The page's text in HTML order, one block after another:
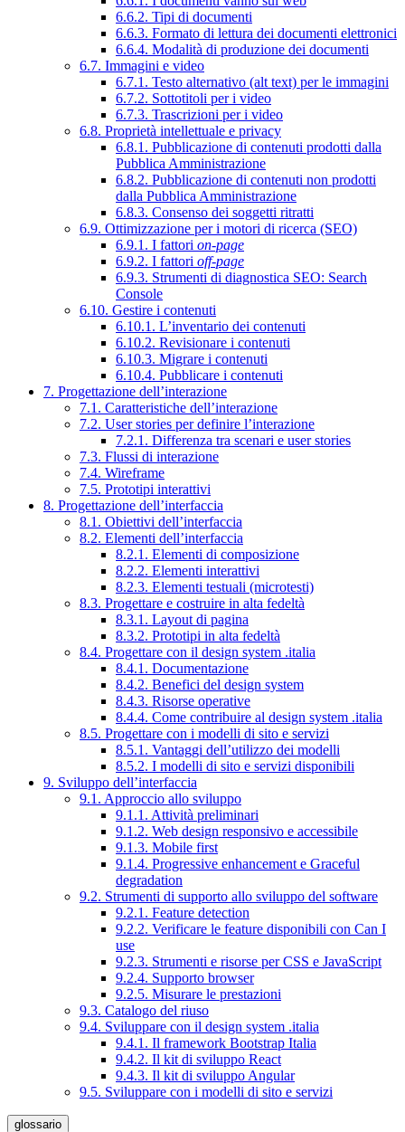
6.6.2. Tipi di documenti
6.6.3. Formato di lettura dei documenti elettronici
6.6.4. Modalità di produzione dei documenti
6.7. Immagini e video
6.7.1. Testo alternativo (alt text) per le immagini
6.7.2. Sottotitoli per i video
6.7.3. Trascrizioni per i video
6.8. Proprietà intellettuale e privacy
6.8.1. Pubblicazione di contenuti prodotti dalla
Pubblica Amministrazione
6.8.2. Pubblicazione di contenuti non prodotti
dalla Pubblica Amministrazione
6.8.3. Consenso dei soggetti ritratti
6.9. Ottimizzazione per i motori di ricerca (SEO)
6.9.1. I fattori on-page
6.9.2. I fattori off-page
6.9.3. Strumenti di diagnostica SEO: Search
Console
6.10. Gestire i contenuti
6.10.1. L’inventario dei contenuti
6.10.2. Revisionare i contenuti
6.10.3. Migrare i contenuti
6.10.4. Pubblicare i contenuti
7. Progettazione dell’interazione
7.1. Caratteristiche dell’interazione
7.2. User stories per definire l’interazione
7.2.1. Differenza tra scenari e user stories
7.3. Flussi di interazione
7.4. Wireframe
7.5. Prototipi interattivi
8. Progettazione dell’interfaccia
8.1. Obiettivi dell’interfaccia
8.2. Elementi dell’interfaccia
8.2.1. Elementi di composizione
8.2.2. Elementi interattivi
8.2.3. Elementi testuali (microtesti)
8.3. Progettare e costruire in alta fedeltà
8.3.1. Layout di pagina
8.3.2. Prototipi in alta fedeltà
8.4. Progettare con il design system .italia
8.4.1. Documentazione
8.4.2. Benefici del design system
8.4.3. Risorse operative
8.4.4. Come contribuire al design system .italia
8.5. Progettare con i modelli di sito e servizi
8.5.1. Vantaggi dell’utilizzo dei modelli
8.5.2. I modelli di sito e servizi disponibili
9. Sviluppo dell’interfaccia
9.1. Approccio allo sviluppo
9.1.1. Attività preliminari
9.1.2. Web design responsivo e accessibile
9.1.3. Mobile first
9.1.4. Progressive enhancement e Graceful
degradation
9.2. Strumenti di supporto allo sviluppo del software
9.2.1. Feature detection
9.2.2. Verificare le feature disponibili con Can I
use
9.2.3. Strumenti e risorse per CSS e JavaScript
9.2.4. Supporto browser
9.2.5. Misurare le prestazioni
9.3. Catalogo del riuso
9.4. Sviluppare con il design system .italia
9.4.1. Il framework Bootstrap Italia
9.4.2. Il kit di sviluppo React
9.4.3. Il kit di sviluppo Angular
9.5. Sviluppare con i modelli di sito e servizi
glossario